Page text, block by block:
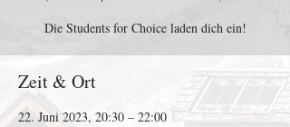
Die Students for Choice laden dich ein!
Zeit & Ort
22. Juni 2023, 20:30 – 22:00